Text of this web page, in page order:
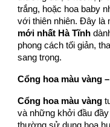
trắng, hoặc hoa baby
với thiên nhiên. Đây là
mới nhất Hà Tĩnh
phong cách tối giản,
sang trọng.
Cổng hoa màu vàng
Cổng hoa màu vàng
và những khởi đầu